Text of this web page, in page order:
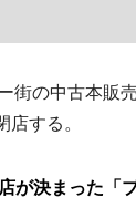
の中古本販
する。
が決まった「